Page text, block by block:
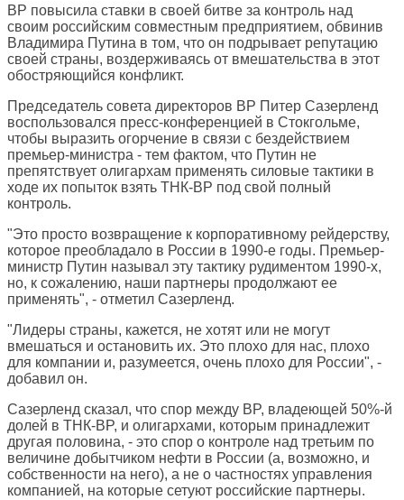
BP повысила ставки в своей битве за контроль над
своим российским совместным предприятием, обвинив
Владимира Путина в том, что он подрывает репутацию
своей страны, воздерживаясь от вмешательства в этот
обостряющийся конфликт.
Председатель совета директоров BP Питер Сазерленд
воспользовался пресс-конференцией в Стокгольме,
чтобы выразить огорчение в связи с бездействием
премьер-министра - тем фактом, что Путин не
препятствует олигархам применять силовые тактики в
ходе их попыток взять ТНК-BP под свой полный
контроль.
"Это просто возвращение к корпоративному рейдерству,
которое преобладало в России в 1990-е годы. Премьер-
министр Путин называл эту тактику рудиментом 1990-х,
но, к сожалению, наши партнеры продолжают ее
применять", - отметил Сазерленд.
"Лидеры страны, кажется, не хотят или не могут
вмешаться и остановить их. Это плохо для нас, плохо
для компании и, разумеется, очень плохо для России", -
добавил он.
Сазерленд сказал, что спор между BP, владеющей 50%-й
долей в ТНК-BP, и олигархами, которым принадлежит
другая половина, - это спор о контроле над третьим по
величине добытчиком нефти в России (а, возможно, и
собственности на него), а не о частностях управления
компанией, на которые сетуют российские партнеры.